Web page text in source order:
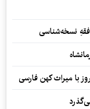
فقهِ نسخه‌شناسی
با میراث کهن فارسی